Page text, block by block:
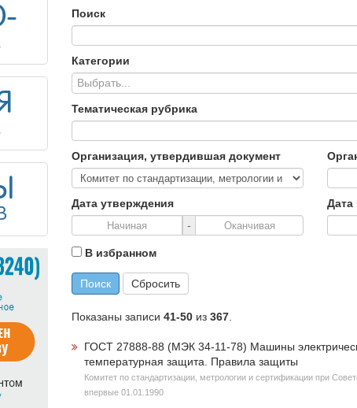
Поиск
Категории
Выбрать...
Тематическая рубрика
Организация, утвердившая документ
Дата утверждения
-
Дата
В избранном
Поиск Сбросить
Показаны записи 41-50 из 367.
ГОСТ 27888-88 (МЭК 34-11-78) Машины
температурная защита. Правила защиты
Комитет по стандартизации, метрологии и сертификации при
впервые 01.01.1990